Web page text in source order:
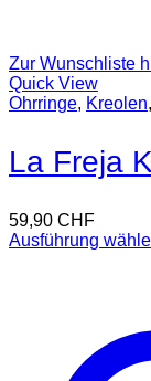
Zur Wunschliste
Quick View
Ohrringe, Kreolen,
La Freja
59,90 CHF
Ausführung